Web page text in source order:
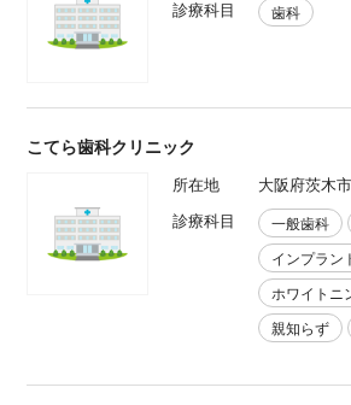
診療科目
歯科
こてら歯科クリニック
所在地
大阪府茨木
診療科目
一般歯科
インプラン
ホワイトニ
親知らず